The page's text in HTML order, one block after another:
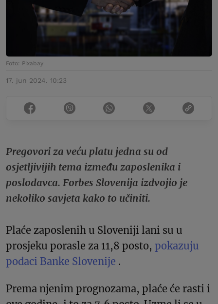
Foto: Pixabay
17. jun 2024. 10:23
Pregovori za veću platu jedna su od
osjetljivijih tema između zaposlenika i
poslodavca. Forbes Slovenija izdvojio je
nekoliko savjeta kako to učiniti.
Plaće zaposlenih u Sloveniji lani su u
prosjeku porasle za 11,8 posto, pokazuju
podaci Banke Slovenije .
Prema njenim prognozama, plaće će rasti i